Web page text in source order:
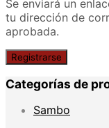
Se enviará un
tu dirección de
aprobada.
Registrarse
Categorías de
Sambo